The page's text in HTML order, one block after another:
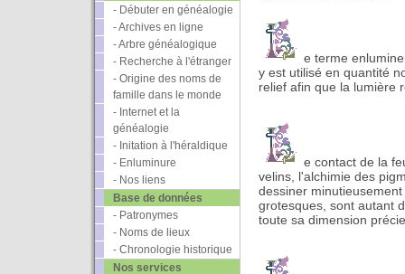
- Débuter en généalogie
- Archives en ligne
- Arbre généalogique
- Recherche à l'étranger
- Origine des noms de
famille dans le monde
- Internet et la
généalogie
- Initation à l'héraldique
- Enluminure
- Nos liens
Base de données
- Patronymes
- Noms de lieux
- Chronologie historique
Nos services
e terme
y est utilisé en quantité
relief afin que la lumière
e contact de la
velins, l'alchimie des
dessiner
grotesques, sont autant
toute sa dimension